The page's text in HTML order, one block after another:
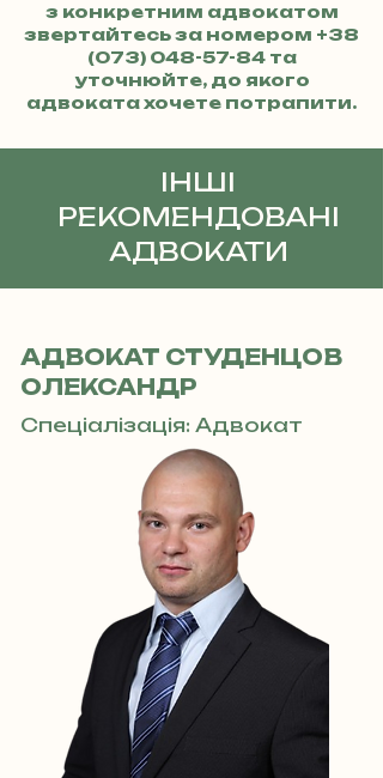
з конкретним адвокатом
звертайтесь за номером +38
(073) 048-57-84та
уточнюйте, до якого
адвоката хочете потрапити.
ІНШІ
РЕКОМЕНДОВАНІ
АДВОКАТИ
АДВОКАТ СТУДЕНЦОВ
ОЛЕКСАНДР
Спеціалізація: Адвокат